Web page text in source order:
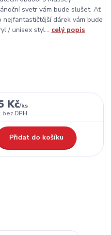
svetr vám bude slušet. Ať
dárek vám bude
/ unisex styl... celý popis
Kč/ks
bez DPH
Přidat do košíku